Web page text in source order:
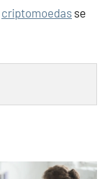
criptomoedas se